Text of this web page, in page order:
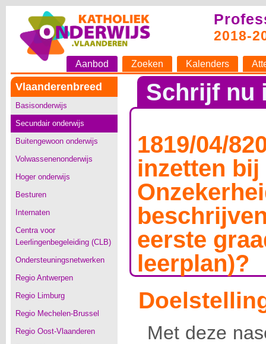
2018-
Aanbod Zoeken Kalenders
Vlaanderenbreed
Basisonderwijs
Secundair onderwijs
Buitengewoon onderwijs
Volwassenenonderwijs
Hoger onderwijs
Besturen
Internaten
Centra voor
Leerlingenbegeleiding (CLB)
Ondersteuningsnetwerken
Regio Antwerpen
Regio Limburg
Regio Mechelen-Brussel
Regio Oost-Vlaanderen
Schrijf nu
1819/04/
inzetten bij
eerste
leerplan)?
Met deze